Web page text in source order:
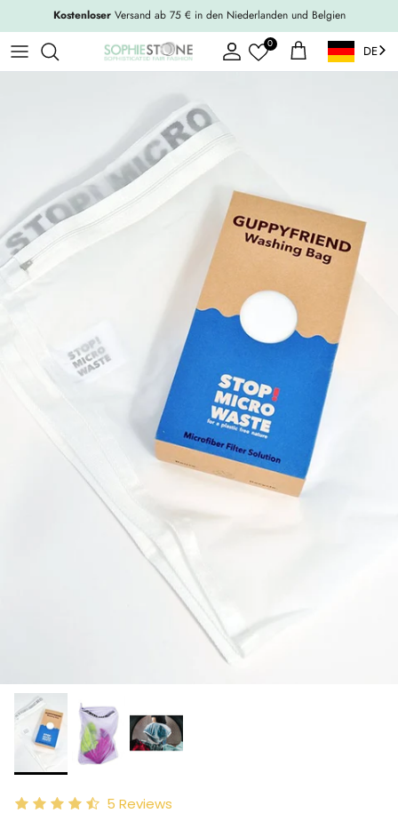
Weiter zum Inhalt
KostenloserVersand ab 75 € in den Niederlanden und Belgien
Konto
0
Einkaufswagen DE
5 Reviews